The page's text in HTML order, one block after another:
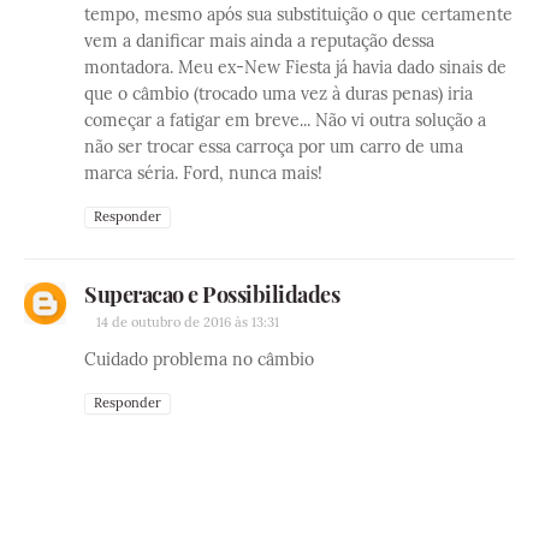
tempo, mesmo após sua substituição o que certamente
vem a danificar mais ainda a reputação dessa
montadora. Meu ex-New Fiesta já havia dado sinais de
que o câmbio (trocado uma vez à duras penas) iria
começar a fatigar em breve... Não vi outra solução a
não ser trocar essa carroça por um carro de uma
marca séria. Ford, nunca mais!
Responder
Superacao e Possibilidades
14 de outubro de 2016 às 13:31
Cuidado problema no câmbio
Responder